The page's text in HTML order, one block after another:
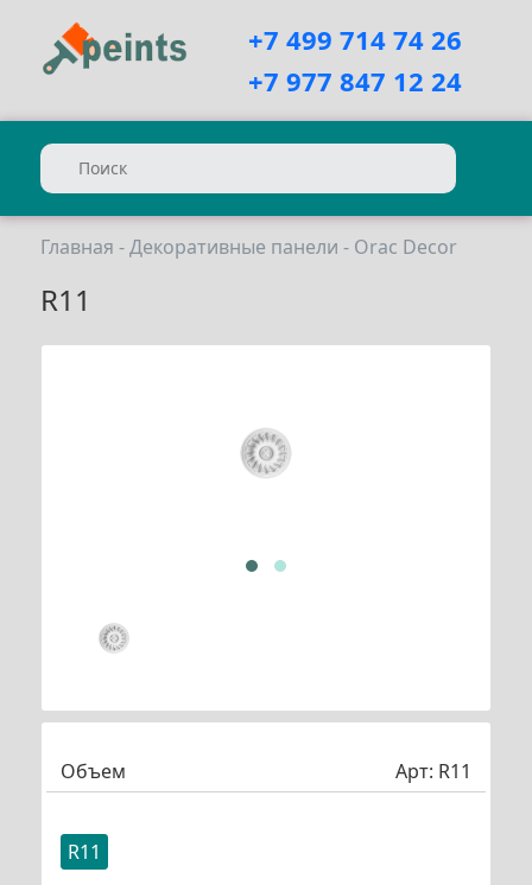
+7 499 714 74 26
+7 977 847 12 24
Главная - Декоративные панели - Orac Decor
R11
Объем Арт: R11
R11